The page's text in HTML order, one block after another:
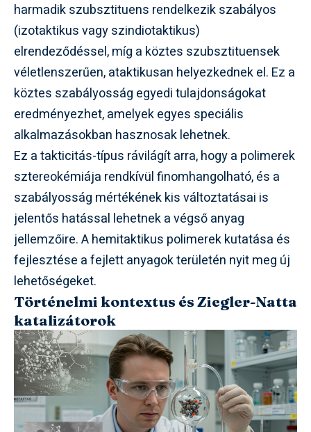
harmadik szubsztituens rendelkezik szabályos
(izotaktikus vagy szindiotaktikus)
elrendeződéssel, míg a köztes szubsztituensek
véletlenszerűen, ataktikusan helyezkednek el. Ez a
köztes szabályosság egyedi tulajdonságokat
eredményezhet, amelyek egyes speciális
alkalmazásokban hasznosak lehetnek.
Ez a takticitás-típus rávilágít arra, hogy a polimerek
sztereokémiája rendkívül finomhangolható, és a
szabályosság mértékének kis változtatásai is
jelentős hatással lehetnek a végső anyag
jellemzőire. A hemitaktikus polimerek kutatása és
fejlesztése a fejlett anyagok területén nyit meg új
lehetőségeket.
Történelmi kontextus és Ziegler-Natta
katalizátorok